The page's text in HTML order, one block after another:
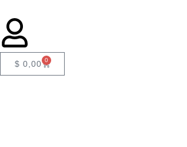
$ 0,00 0